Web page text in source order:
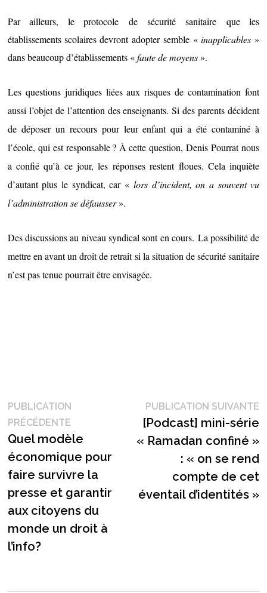
Par ailleurs, le protocole de sécurité sanitaire que les
établissements scolaires devront adopter semble « inapplicables»
dans beaucoup d’établissements «faute de moyens».
Les questions juridiques liées aux risques de contamination font
aussi l’objet de l’attention des enseignants. Si des parents décident
de déposer un recours pour leur enfant qui a été contaminé à
l’école, qui est responsable ? À cette question, Denis Pourrat nous
a confié qu’à ce jour, les réponses restent floues. Cela inquiète
d’autant plus le syndicat, car « lors d’incident, on a souvent vu
l’administration se défausser».
Des discussions au niveau syndical sont en cours. La possibilité de
mettre en avant un droit de retrait si la situation de sécurité sanitaire
n’est pas tenue pourrait être envisagée.
Navigation
de
l’article
PUBLICATION
PRÉCÉDENTEPublication
précédente :
Quel modèle
économique pour
faire survivre la
presse et garantir
aux citoyens du
monde un droit à
l’info?
PUBLICATION SUIVANTE
[Podcast] mini-série
« Ramadan confiné »
: « on se rend
compte de cet
éventail d’identités »